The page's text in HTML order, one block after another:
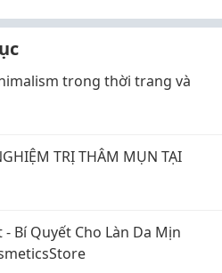
trong thời trang và
TRỊ THÂM MỤN TẠI
- Bí Quyết Cho Làn Da Mịn